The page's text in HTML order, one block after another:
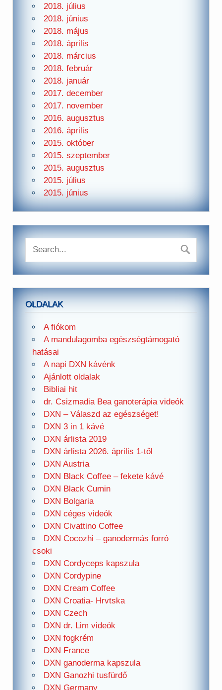
2018. július
2018. június
2018. május
2018. április
2018. március
2018. február
2018. január
2017. december
2017. november
2016. augusztus
2016. április
2015. október
2015. szeptember
2015. augusztus
2015. július
2015. június
OLDALAK
A fiókom
A mandulagomba egészségtámogató
hatásai
A napi DXN kávénk
Ajánlott oldalak
Bibliai hit
dr. Csizmadia Bea ganoterápia videók
DXN – Válaszd az egészséget!
DXN 3 in 1 kávé
DXN árlista 2019
DXN árlista 2026. április 1-től
DXN Austria
DXN Black Coffee – fekete kávé
DXN Black Cumin
DXN Bolgaria
DXN céges videók
DXN Civattino Coffee
DXN Cocozhi – ganodermás forró
csoki
DXN Cordyceps kapszula
DXN Cordypine
DXN Cream Coffee
DXN Croatia- Hrvtska
DXN Czech
DXN dr. Lim videók
DXN fogkrém
DXN France
DXN ganoderma kapszula
DXN Ganozhi tusfürdő
DXN Germany